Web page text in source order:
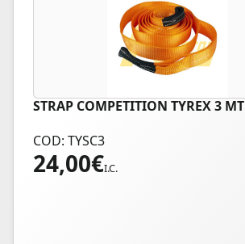
STRAP COMPETITION TYREX 3 MT
COD: TYSC3
24,00€I.C.